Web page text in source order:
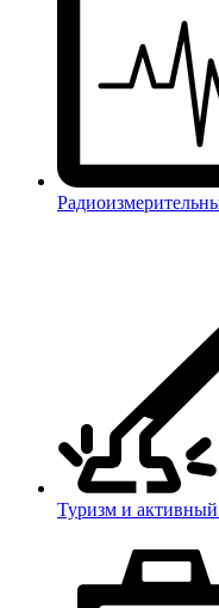
Туризм и